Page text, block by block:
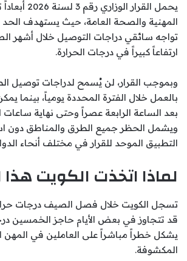
يحمل القرار
المهنية والصحة العامة، حيث يستهدف
تواجه سائقي دراجات التوصيل خلال أشهر
ارتفاعاً كبيراً في درجات الحرارة.
وبموجب القرار، لن يُسمح لدراجات توصيل
بالعمل خلال الفترة المحددة يومياً، بينما
بعد الساعة الرابعة عصراً وحتى نهاية ساعات
ويشمل الحظر جميع الطرق والمناطق دون
التطبيق الموحد للقرار في مختلف أنحاء
لماذا اتخذت الكويت هذا
تسجل الكويت خلال فصل الصيف درجات
قد تتجاوز في بعض الأيام حاجز الخمسين
يشكل خطراً مباشراً على العاملين في المهن
المكشوفة.